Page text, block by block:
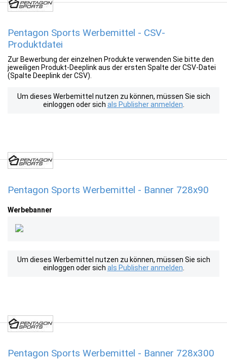
Pentagon Sports Werbemittel - CSV-
Produktdatei
Zur Bewerbung der einzelnen Produkte verwenden Sie bitte den
jeweiligen Produkt-Deeplink aus der ersten Spalte der CSV-Datei
(Spalte Deeplink der CSV).
Um dieses Werbemittel nutzen zu können, müssen Sie sich
einloggen oder sich als Publisher anmelden
Pentagon Sports Werbemittel - Banner 728x90
Werbebanner
Um dieses Werbemittel nutzen zu können, müssen Sie sich
einloggen oder sich als Publisher anmelden
Pentagon Sports Werbemittel - Banner 728x300